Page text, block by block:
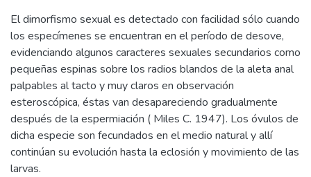
El dimorfismo sexual es detectado con facilidad sólo cuando
los especímenes se encuentran en el período de desove,
evidenciando algunos caracteres sexuales secundarios como
pequeñas espinas sobre los radios blandos de la aleta anal
palpables al tacto y muy claros en observación
esteroscópica, éstas van desapareciendo gradualmente
después de la espermiación ( Miles C. 1947). Los óvulos de
dicha especie son fecundados en el medio natural y allí
continúan su evolución hasta la eclosión y movimiento de las
larvas.